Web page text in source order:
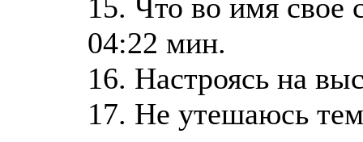
15. Что во имя свое
04:22 мин.
16. Настроясь на
17. Не утешаюсь